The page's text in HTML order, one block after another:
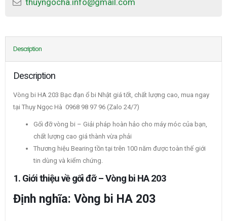
thuyngocha.info@gmail.com
Description
Description
Vòng bi HA 203 Bạc đạn ổ bi Nhật giá tốt, chất lượng cao, mua ngay
tại Thụy Ngọc Hà 0968 98 97 96 (Zalo 24/7)
Gối đỡ vòng bi – Giải pháp hoàn hảo cho máy móc của bạn,
chất lượng cao giá thành vừa phải
Thương hiệu Bearing tồn tại trên 100 năm được toàn thế giới
tin dùng và kiểm chứng.
1. Giới thiệu về gối đỡ – Vòng bi HA 203
Định nghĩa: Vòng bi HA 203